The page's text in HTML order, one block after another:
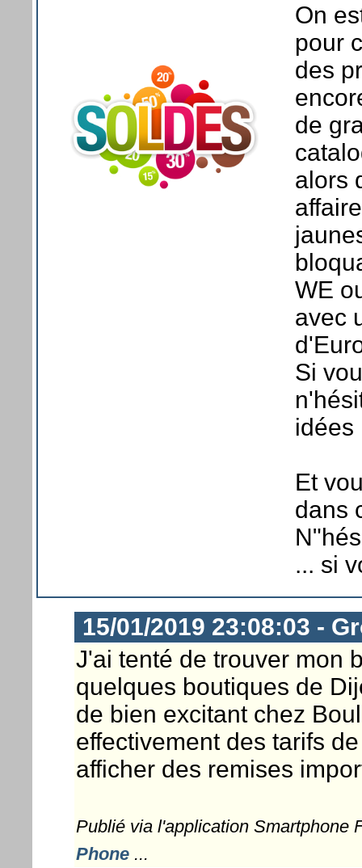
On
pour
des
de
alors
WE
avec
Si
idées
Et
dans
... si
15/01/2019 23:08:03 -
J'ai tenté de trouver mon
quelques boutiques de
de bien excitant chez
effectivement des tarifs
afficher des remises
Publié via l'application Smartphone
Phone...